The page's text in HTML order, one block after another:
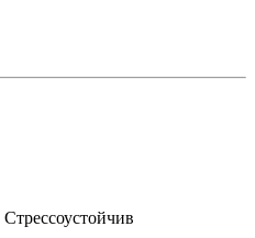
Стрессоустойчив